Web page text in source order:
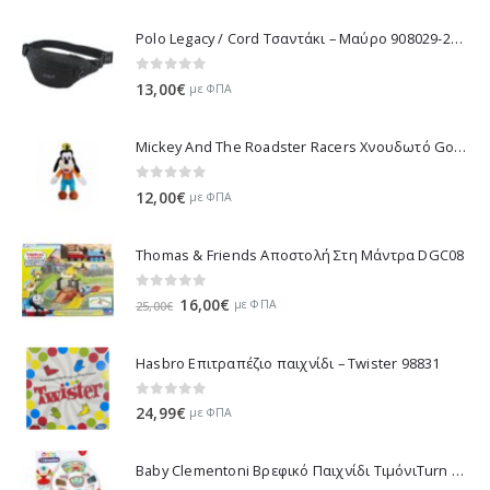
Polo Legacy / Cord Τσαντάκι – Μαύρο 908029-2000 2022
13,00€ με ΦΠΑ
Mickey And The Roadster Racers Χνουδωτό Goofy 25 εκ 1607-01691
12,00€ με ΦΠΑ
Thomas & Friends Αποστολή Στη Μάντρα DGC08
out of 5
25,00€ Original
25,00€.
16,00€ Η
είναι:
με ΦΠΑ
Hasbro Επιτραπέζιο παιχνίδι – Twister 98831
0 out of 5
24,99€ με ΦΠΑ
Baby Clementoni Βρεφικό Παιχνίδι ΤιμόνιΤurn Αnd Drive Activity Wheel - 1000-17241